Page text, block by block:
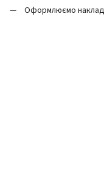
Оформлюємо